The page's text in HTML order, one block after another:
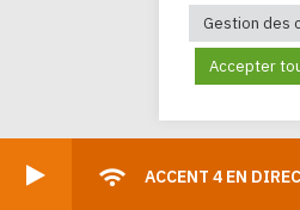
ACCENT 4 EN
Gestion des
Accepter